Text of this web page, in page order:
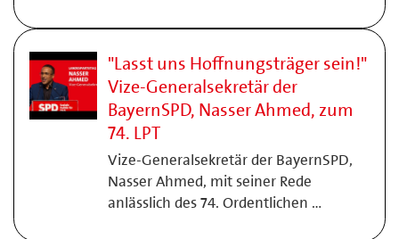
"Lasst uns Hoffnungsträger sein!"
Vize-Generalsekretär der
BayernSPD, Nasser Ahmed, zum
74. LPT
Vize-Generalsekretär der BayernSPD,
Nasser Ahmed, mit seiner Rede
anlässlich des 74. Ordentlichen …